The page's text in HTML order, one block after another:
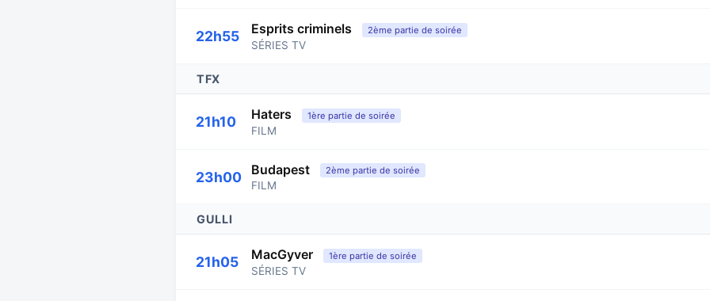
22h55 Esprits criminels 2ème partie de soirée
SÉRIES TV
TFX
21h10 Haters 1ère partie de soirée
FILM
23h00 Budapest 2ème partie de soirée
FILM
GULLI
21h05 MacGyver 1ère partie de soirée
SÉRIES TV